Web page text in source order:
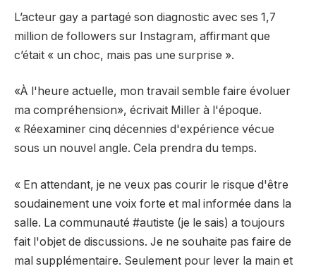
L’acteur gay a partagé son diagnostic avec ses 1,7
million de followers sur Instagram, affirmant que
c’était « un choc, mais pas une surprise ».
«À l'heure actuelle, mon travail semble faire évoluer
ma compréhension», écrivait Miller à l'époque.
« Réexaminer cinq décennies d'expérience vécue
sous un nouvel angle. Cela prendra du temps.
« En attendant, je ne veux pas courir le risque d'être
soudainement une voix forte et mal informée dans la
salle. La communauté #autiste (je le sais) a toujours
fait l'objet de discussions. Je ne souhaite pas faire de
mal supplémentaire. Seulement pour lever la main et